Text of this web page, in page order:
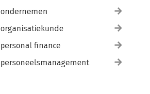
ondernemen
organisatiekunde
personal finance
personeelsmanagement